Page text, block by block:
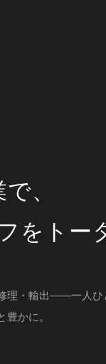
、
をトー
理・輸出——一人ひ
豊かに。